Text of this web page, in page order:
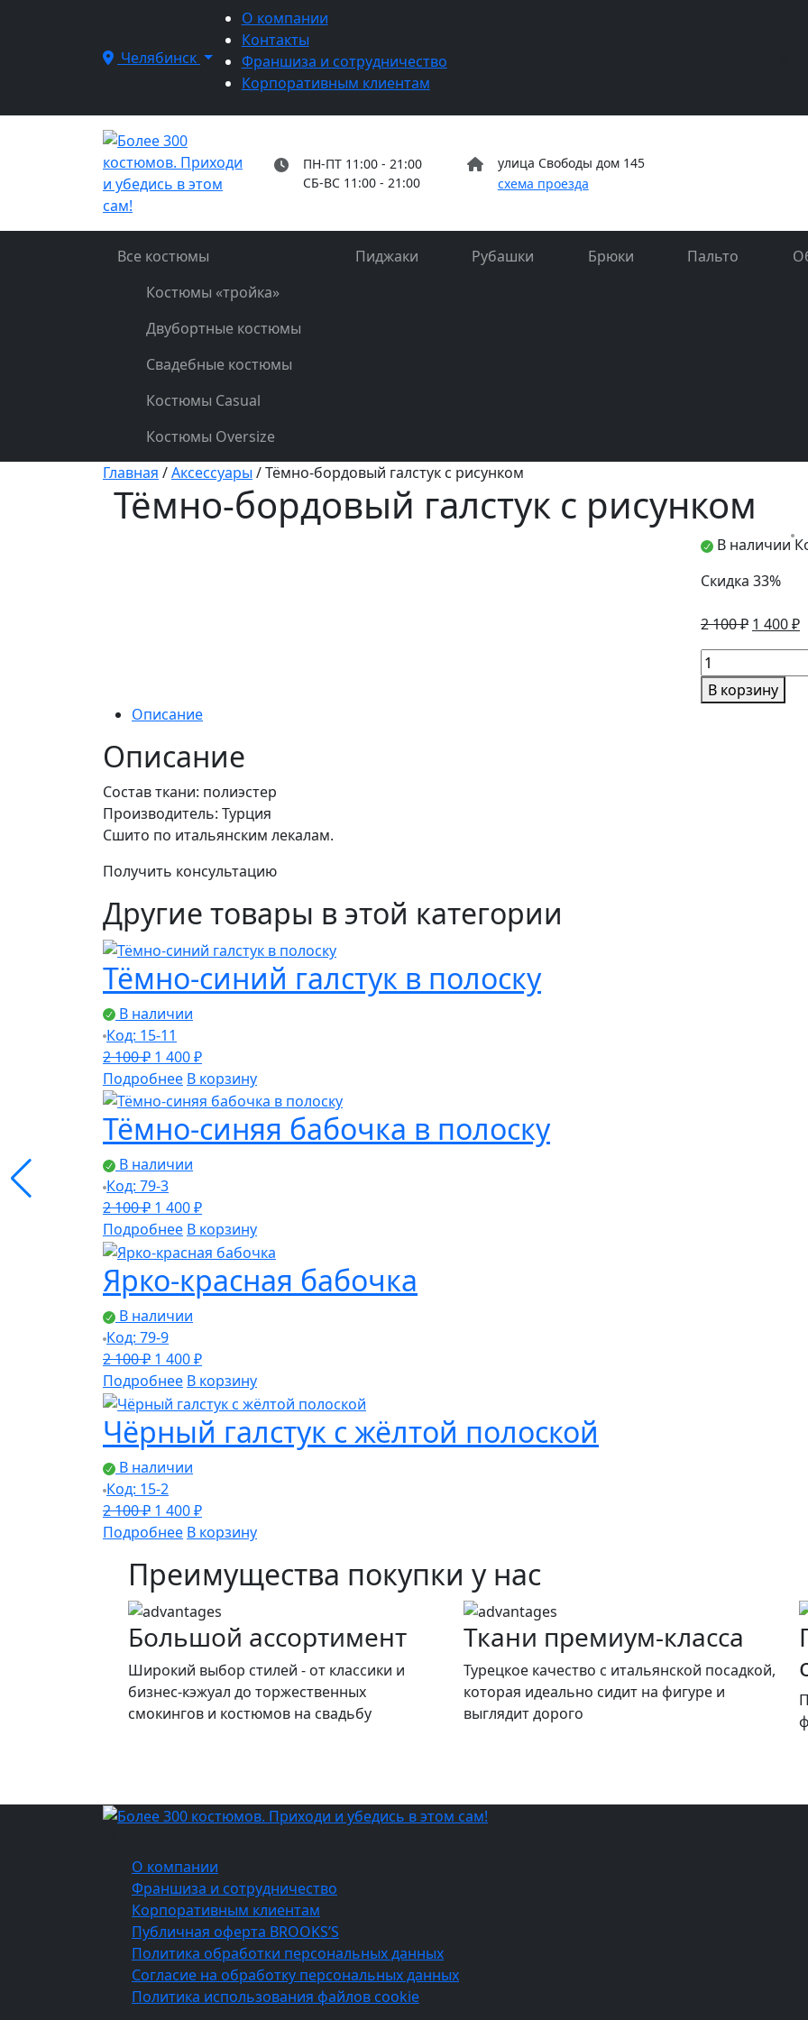
Челябинск
О компании
Контакты
Франшиза и сотрудничество
Корпоративным клиентам
ПН-ПТ 11:00 - 21:00
СБ-ВС 11:00 - 21:00
улица Свободы дом 145
схема проезда
Все костюмы
Костюмы «тройка»
Двубортные костюмы
Свадебные костюмы
Костюмы Casual
Костюмы Oversize
Пиджаки Рубашки Брюки Пальто
Главная /Аксессуары / Тёмно-бордовый галстук с рисунком
Тёмно-бордовый галстук с рисунком
В наличии
Скидка 33%
2 100₽
цена
2
100 ₽.
1 400₽
Количество
товара
Тёмно-
В корзину
Описание
Описание
Состав ткани: полиэстер
Производитель: Турция
Сшито по итальянским лекалам.
Получить консультацию
Другие товары в этой категории
Тёмно-синий галстук в полоску
В наличии
Код: 15-11
2 100₽ Первоначальная
цена
составляла
2
100 ₽.
1 400₽Текущая
цена:
1
400 ₽.
Подробнее В корзину
Тёмно-синяя бабочка в полоску
В наличии
Код: 79-3
2 100₽ Первоначальная
цена
составляла
2
100 ₽.
1 400₽Текущая
цена:
1
400 ₽.
Подробнее В корзину
Ярко-красная бабочка
В наличии
Код: 79-9
2 100₽ Первоначальная
цена
составляла
2
100 ₽.
1 400₽Текущая
цена:
1
400 ₽.
Подробнее В корзину
Чёрный галстук с жёлтой полоской
В наличии
Код: 15-2
2 100₽ Первоначальная
цена
2
100 ₽.
1 400₽Текущая
цена:
400 ₽.
Подробнее В корзину
Преимущества покупки у нас
Большой ассортимент
Широкий выбор стилей - от классики и
бизнес-кэжуал до торжественных
смокингов и костюмов на свадьбу
Ткани премиум-класса
Турецкое качество c итальянской посадкой,
которая идеально сидит на фигуре и
выглядит дорого
О компании
Франшиза и сотрудничество
Корпоративным клиентам
Публичная оферта BROOKS’S
Политика обработки персональных данных
Согласие на обработку персональных данных
Политика использования файлов cookie